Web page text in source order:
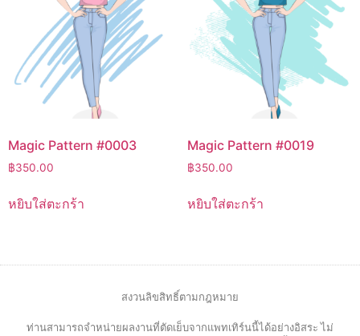
Magic Pattern #0003
฿350.00
หยิบใส่ตะกร้า
Magic Pattern #0019
฿350.00
หยิบใส่ตะกร้า
สงวนลิขสิทธิ์ตามกฎหมาย
ท่านสามารถจำหน่ายผลงานที่ตัดเย็บจากแพทเทิร์นนี้ได้อย่างอิสระ ไม่